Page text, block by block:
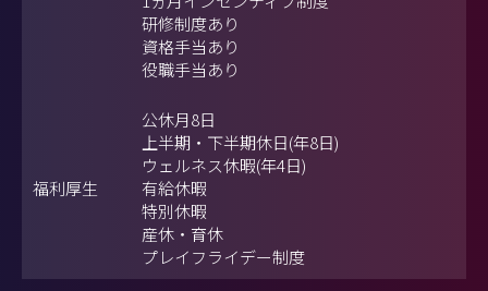
研修制度あり
資格手当あり
役職手当あり
福利厚生
公休月8日
上半期・下半期休日(年8日)
ウェルネス休暇(年4日)
有給休暇
特別休暇
産休・育休
プレイフライデー制度